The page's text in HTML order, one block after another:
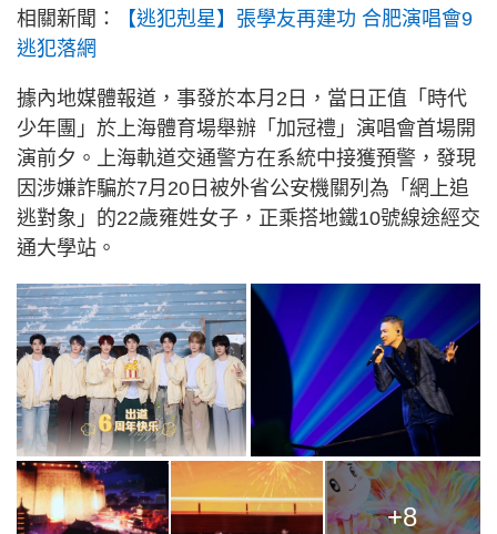
相關新聞：
【逃犯剋星】張學友再建功 合肥演唱會9
逃犯落網
據內地媒體報道，事發於本月2日，當日正值「時代
少年團」於上海體育場舉辦「加冠禮」演唱會首場開
演前夕。上海軌道交通警方在系統中接獲預警，發現
因涉嫌詐騙於7月20日被外省公安機關列為「網上追
逃對象」的22歲雍姓女子，正乘搭地鐵10號線途經交
通大學站。
+8